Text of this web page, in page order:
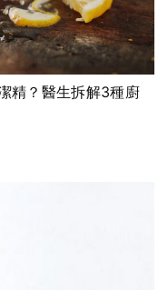
精？醫生拆解3種廚